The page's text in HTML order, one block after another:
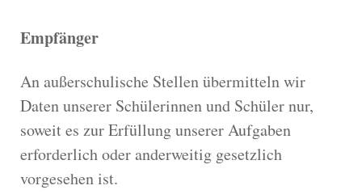
Empfänger
An außerschulische Stellen übermitteln wir
Daten unserer Schülerinnen und Schüler nur,
soweit es zur Erfüllung unserer Aufgaben
erforderlich oder anderweitig gesetzlich
vorgesehen ist.